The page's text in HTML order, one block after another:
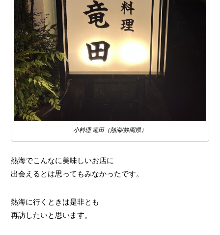
小料理 竜田（熱海/静岡県）
熱海でこんなに美味しいお店に
出会えるとは思ってもみなかったです。
熱海に行くときは是非とも
再訪したいと思います。